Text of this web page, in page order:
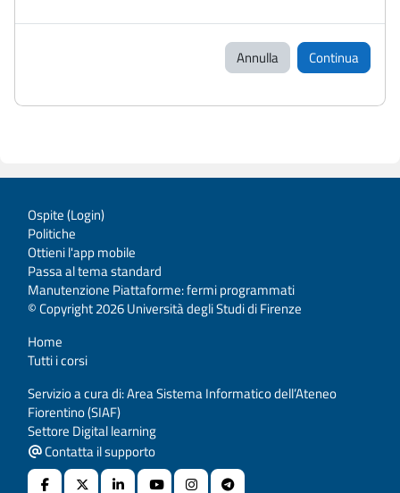
Annulla Continua
Ospite (Login)
Politiche
Ottieni l'app mobile
Passa al tema standard
Manutenzione Piattaforme: fermi programmati
© Copyright 2026 Università degli Studi di Firenze
Home
Tutti i corsi
Servizio a cura di: Area Sistema Informatico dell’Ateneo
Fiorentino (SIAF)
Settore Digital learning
Contatta il supporto